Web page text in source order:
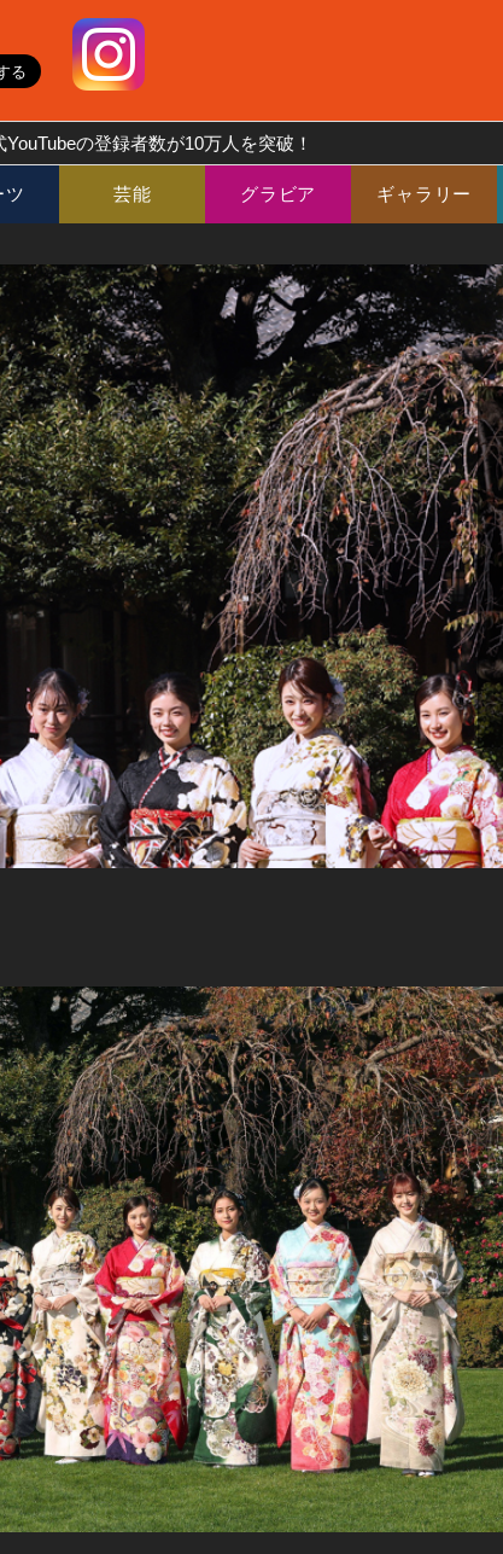
の登録者数が10万人を突破！
ツ 芸能 グラビア ギャラリー